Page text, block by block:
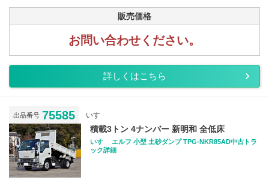
販売価格
お問い合わせください。
詳しくはこちら
出品番号 75585 いすゞ
積載3トン 4ナンバー 新明和 全低床
いすゞ エルフ 小型 土砂ダンプ TPG-NKR85AD中古トラ
ック詳細